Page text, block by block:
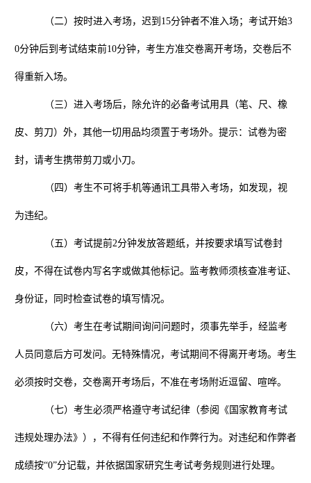
（二）按时进入考场，迟到 15分钟者不准入场；考试开始3
0分钟后到考试结束前10分钟，考生方准交卷离开考场，交卷后不
得重新入场。
（三）进入考场后，除允许的必备考试用具（笔、尺、橡
皮、剪刀）外，其他一切用品均须置于考场外。提示：试卷为密
封，请考生携带剪刀或小刀。
（四）考生不可将手机等通讯工具带入考场，如发现，视
为违纪。
（五）考试提前2分钟发放答题纸，并按要求填写试卷封
皮，不得在试卷内写名字或做其他标记。监考教师须核查准考证、
身份证，同时检查试卷的填写情况。
（六）考生在考试期间询问问题时，须事先举手，经监考
人员同意后方可发问。无特殊情况，考试期间不得离开考场。考生
必须按时交卷，交卷离开考场后，不准在考场附近逗留、喧哗。
（七）考生必须严格遵守考试纪律（参阅《国家教育考试
违规处理办法》），不得有任何违纪和作弊行为。对违纪和作弊者
成绩按“0”分记载，并依据国家研究生考试考务规则进行处理。